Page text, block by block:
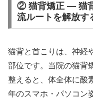
② 猫背矯正 — 猫
流ルートを解放す
猫背と首こりは、神経
部位です。当院の猫背
整えると、体全体に酸
年のスマホ・パソコン